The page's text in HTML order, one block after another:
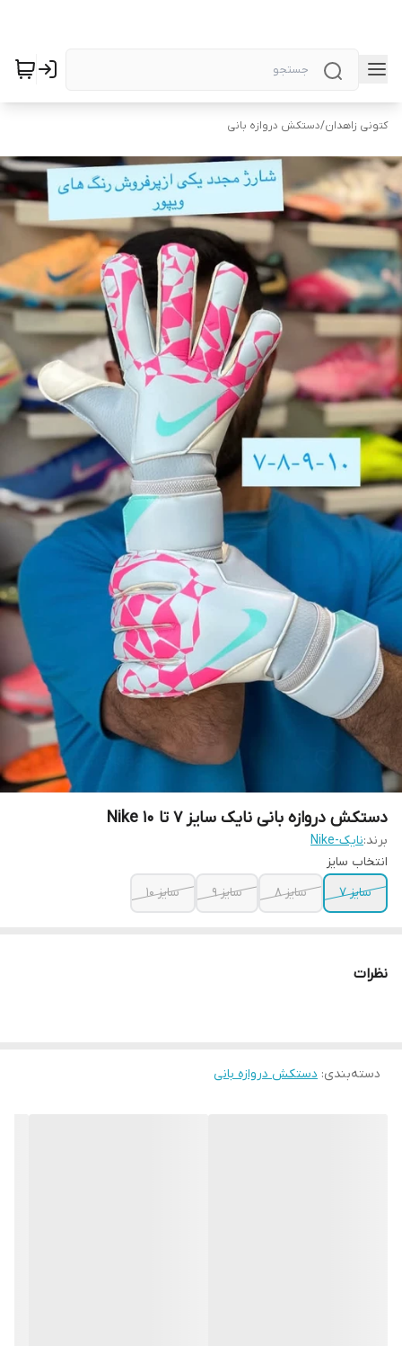
کتونی زاهدان/دستکش دروازه بانی
دستکش دروازه بانی نایک سایز ۷ تا ۱۰ Nike
برند:نایک-Nike
انتخاب سایز
سایز ۷
سایز ۸ سایز ۹ سایز ۱۰
نظرات
دسته‌بندی: دستکش دروازه بانی